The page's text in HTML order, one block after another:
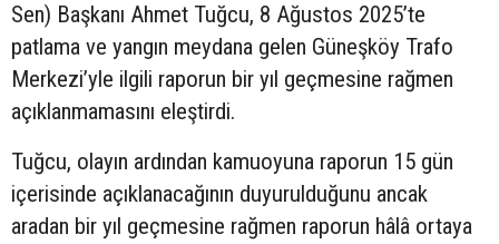
Sen) Başkanı Ahmet Tuğcu, 8 Ağustos 2025’te
patlama ve yangın meydana gelen Güneşköy Trafo
Merkezi’yle ilgili raporun bir yıl geçmesine rağmen
açıklanmamasını eleştirdi.
Tuğcu, olayın ardından kamuoyuna raporun 15 gün
içerisinde açıklanacağının duyurulduğunu ancak
aradan bir yıl geçmesine rağmen raporun hâlâ ortaya